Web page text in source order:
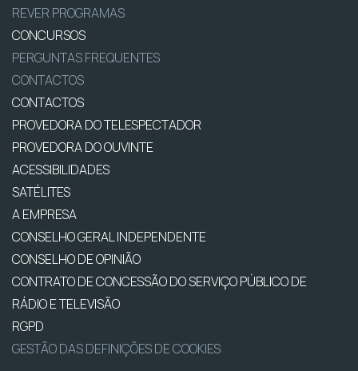
REVER PROGRAMAS
CONCURSOS
PERGUNTAS FREQUENTES
CONTACTOS
CONTACTOS
PROVEDORA DO TELESPECTADOR
PROVEDORA DO OUVINTE
ACESSIBILIDADES
SATÉLITES
A EMPRESA
CONSELHO GERAL INDEPENDENTE
CONSELHO DE OPINIÃO
CONTRATO DE CONCESSÃO DO SERVIÇO PÚBLICO DE
RÁDIO E TELEVISÃO
RGPD
GESTÃO DAS DEFINIÇÕES DE COOKIES